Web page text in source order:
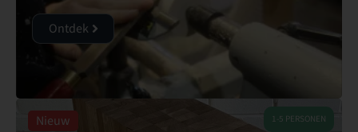
Ontdek
1-5 PERSONEN
Nieuw